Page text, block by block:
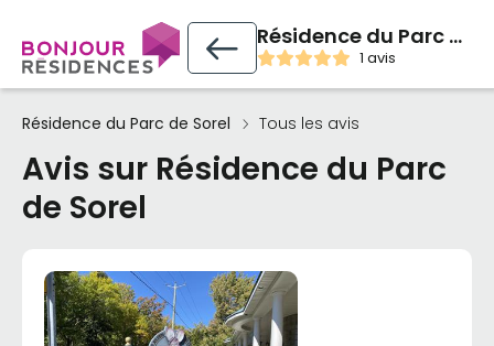
Résidence du Parc de Sorel
1 avis
Résidence du Parc de Sorel Tous les avis
Avis sur Résidence du Parc
de Sorel